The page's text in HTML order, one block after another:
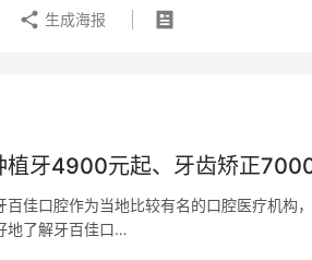
生成海报
牙4900元起、牙齿矫正
佳口腔作为当地比较有名的口腔医疗机构
地了解牙百佳口…